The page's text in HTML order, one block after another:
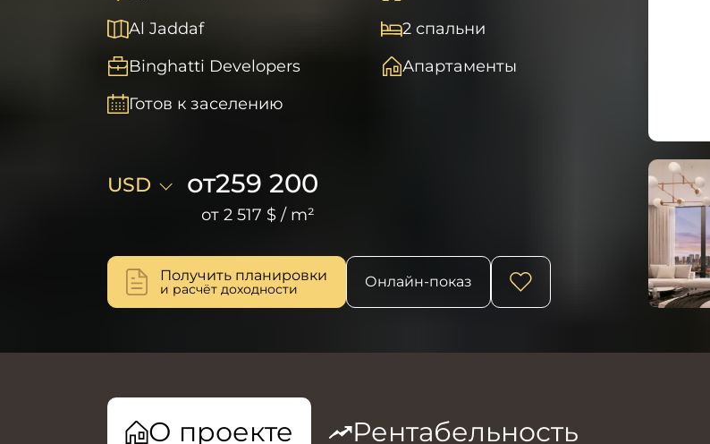
Al Jaddaf
2 спальни
Binghatti Developers
Апартаменты
Готов к заселению
USD от259 200
от 2 517 $/ m²
Получить планировки
и расчёт доходности Онлайн-показ
О проекте Рентабельность